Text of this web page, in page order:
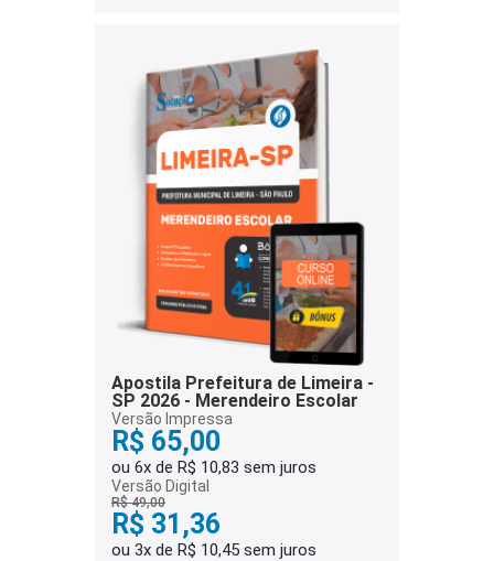
Apostila Prefeitura de Limeira -
SP 2026 - Merendeiro Escolar
Versão Impressa
R$ 65,00
ou 6x de R$ 10,83 sem juros
Versão Digital
R$ 49,00
R$ 31,36
ou 3x de R$ 10,45 sem juros